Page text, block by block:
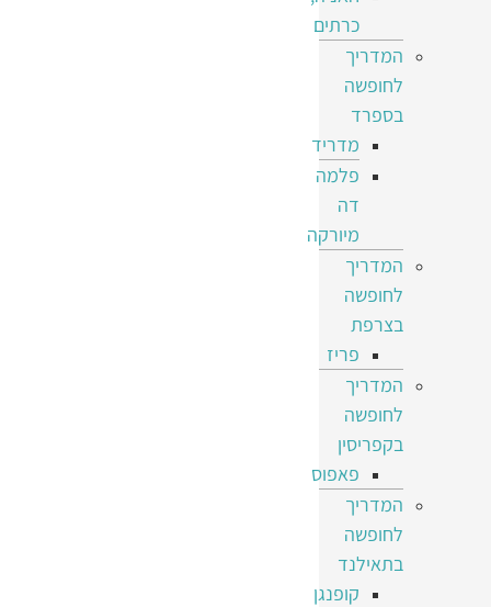
כרתים
המדריך
לחופשה
בספרד
מדריד
פלמה
דה
מיורקה
המדריך
לחופשה
בצרפת
פריז
המדריך
לחופשה
בקפריסין
פאפוס
המדריך
לחופשה
בתאילנד
קופנגן